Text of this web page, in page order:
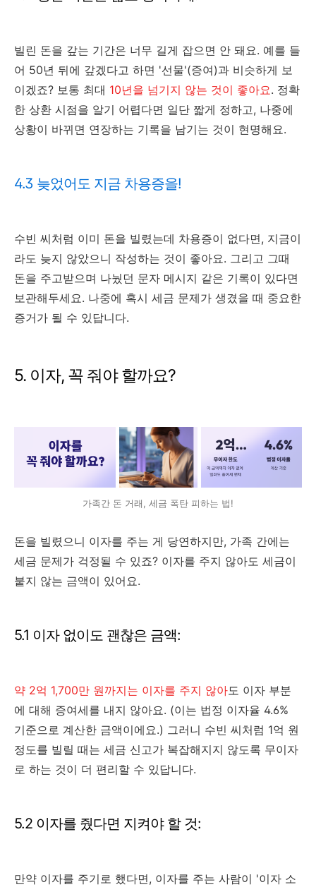
빌린 돈을 갚는 기간은 너무 길게 잡으면 안 돼요. 예를 들
어 50년 뒤에 갚겠다고 하면 '선물'(증여)과 비슷하게 보
이겠죠? 보통 최대 10년을 넘기지 않는 것이 좋아요. 정확
한 상환 시점을 알기 어렵다면 일단 짧게 정하고, 나중에
상황이 바뀌면 연장하는 기록을 남기는 것이 현명해요.
4.3 늦었어도 지금 차용증을!
수빈 씨처럼 이미 돈을 빌렸는데 차용증이 없다면, 지금이
라도 늦지 않았으니 작성하는 것이 좋아요. 그리고 그때
돈을 주고받으며 나눴던 문자 메시지 같은 기록이 있다면
보관해두세요. 나중에 혹시 세금 문제가 생겼을 때 중요한
증거가 될 수 있답니다.
5. 이자, 꼭 줘야 할까요?
가족간 돈 거래, 세금 폭탄 피하는 법!
돈을 빌렸으니 이자를 주는 게 당연하지만, 가족 간에는
세금 문제가 걱정될 수 있죠? 이자를 주지 않아도 세금이
붙지 않는 금액이 있어요.
5.1 이자 없이도 괜찮은 금액:
약 2억 1,700만 원까지는 이자를 주지 않아도 이자 부분
에 대해 증여세를 내지 않아요. (이는 법정 이자율 4.6%
기준으로 계산한 금액이에요.) 그러니 수빈 씨처럼 1억 원
정도를 빌릴 때는 세금 신고가 복잡해지지 않도록 무이자
로 하는 것이 더 편리할 수 있답니다.
5.2 이자를 줬다면 지켜야 할 것:
만약 이자를 주기로 했다면, 이자를 주는 사람이 '이자 소